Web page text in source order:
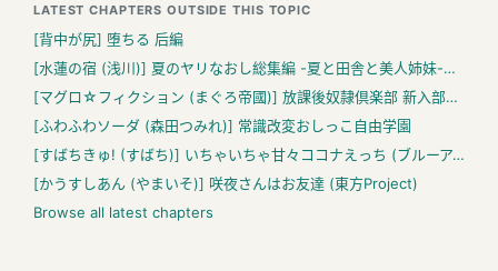
LATEST CHAPTERS OUTSIDE THIS TOPIC
[背中が尻] 堕ちる 后編
[水蓮の宿 (浅川)] 夏のヤリなおし総集編 -夏と田舎と美人姉妹-+夏の息ヌキ【水蓮編】-夏と田舎と幼馴染の姉 (オリジナル)
[マグロ☆フィクション (まぐろ帝國)] 放課後奴隷倶楽部 新入部員勧誘編
[ふわふわソーダ (森田つみれ)] 常識改変おしっこ自由学園
[すばちきゅ! (すばち)] いちゃいちゃ甘々ココナえっち (ブルーアーカイブ)
[かうすしあん (やまいそ)] 咲夜さんはお友達 (東方Project)
Browse all latest chapters